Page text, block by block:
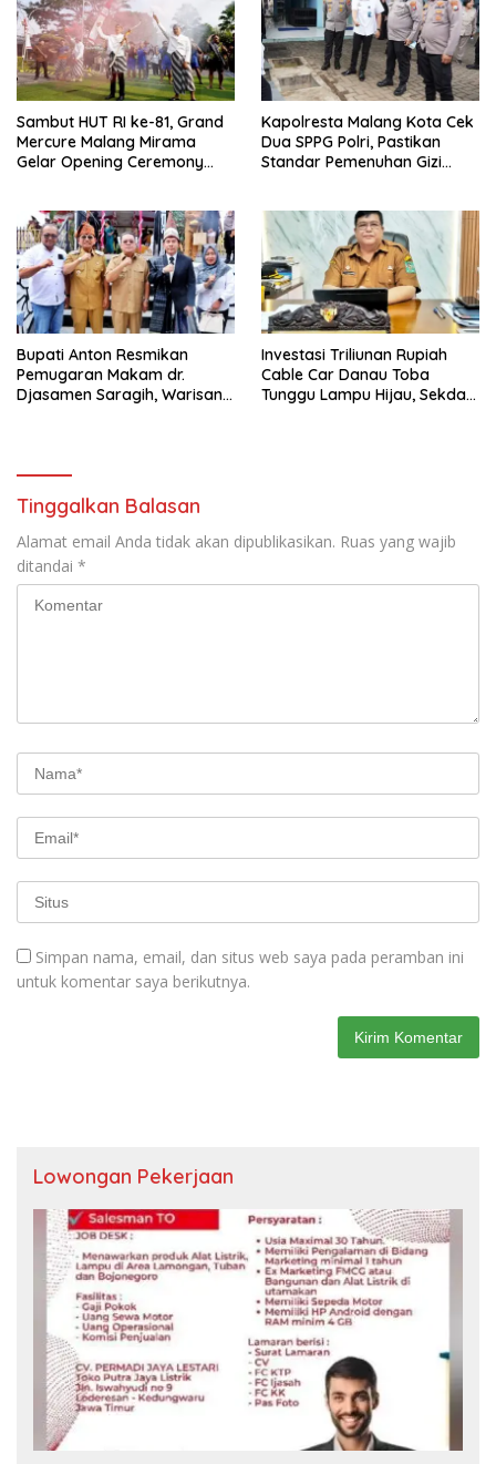
Sambut HUT RI ke-81, Grand
Mercure Malang Mirama
Gelar Opening Ceremony
Kapolresta Malang Kota Cek
Dua SPPG Polri, Pastikan
Standar Pemenuhan Gizi
Bupati Anton Resmikan
Pemugaran Makam dr.
Djasamen Saragih, Warisan
Investasi Triliunan Rupiah
Cable Car Danau Toba
Tunggu Lampu Hijau, Sekda
Tinggalkan Balasan
Alamat email Anda tidak akan dipublikasikan. Ruas yang wajib
ditandai *
Simpan nama, email, dan situs web saya pada peramban ini
untuk komentar saya berikutnya.
Lowongan Pekerjaan